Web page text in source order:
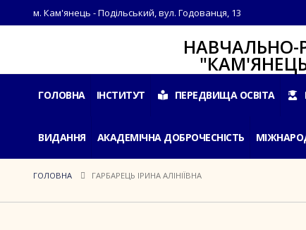
м. Кам'янець - Подільський, вул. Годованця, 13
НАВЧАЛЬНО-
"КАМ'ЯНЕЦЬ-
ГОЛОВНА ІНСТИТУТ ПЕРЕДВИЩА ОСВІТА
ВИДАННЯ АКАДЕМІЧНА ДОБРОЧЕСНІСТЬ
ГОЛОВНА ГАРБАРЕЦЬ ІРИНА АЛІНІЇВНА